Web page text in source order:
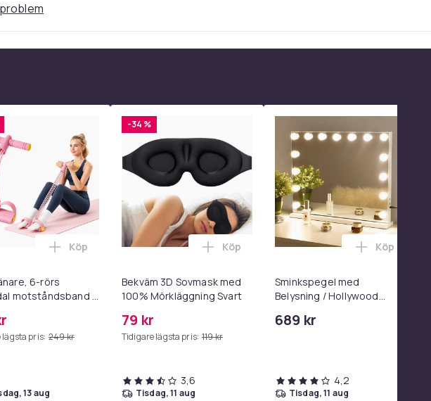
2m i varukorgen
USB-C till USB-C kabel i varukorgen
Snabbladdare - Adapter & Kabel 20W USB-C 2m i varukorgen
6-rörs
motståndsband –
Fitness Pink
pris: 249 kr
Lägg till Magtränare, 6-rörs fotpedal motståndsband – Mag- och
Köp
13 aug
-34 %
Bekväm 3D Sovmask med
100% Mörkläggning Svart
79 kr
Tidigare lägsta pris: 119 kr
Lägg till Bekväm 3D Sovmask med
Köp
3,6
tisdag, 11 aug
Sminkspegel med
Belysning / Hollywood
689 kr
Lägg till
Köp
4,2
tisdag, 11 aug